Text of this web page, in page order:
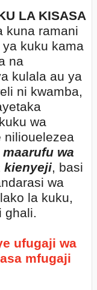
LA KISASA
kuna ramani
kuku kama
na
kulala au ya
ni kwamba,
wa
niliouelezea
wa
kienyeji, basi
wa
la kuku,
ghali.
ufugaji wa
mfugaji